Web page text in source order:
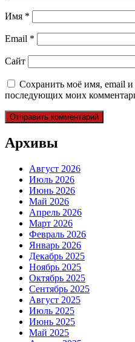
Имя *
Email *
Сайт
Сохранить моё имя, email и
последующих моих
Архивы
Август 2026
Июль 2026
Июнь 2026
Май 2026
Апрель 2026
Март 2026
Февраль 2026
Январь 2026
Декабрь 2025
Ноябрь 2025
Октябрь 2025
Сентябрь 2025
Август 2025
Июль 2025
Июнь 2025
Май 2025